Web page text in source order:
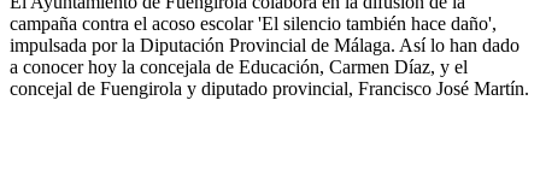
campaña contra el acoso escolar 'El silencio también hace daño',
impulsada por la Diputación Provincial de Málaga. Así lo han dado
a conocer hoy la concejala de Educación, Carmen Díaz, y el
concejal de Fuengirola y diputado provincial, Francisco José Martín.